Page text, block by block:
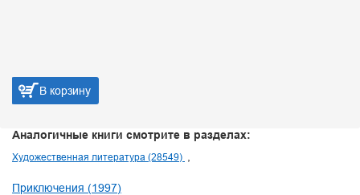
В корзину
Аналогичные книги смотрите в разделах:
Художественная литература (28549)
Приключения (1997)